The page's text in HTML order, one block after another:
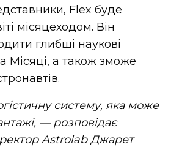
Flex буде
місяцеходом. Він
глибші наукові
Місяці, а також зможе
систему, яка може
— розповідає
Astrolab Джарет